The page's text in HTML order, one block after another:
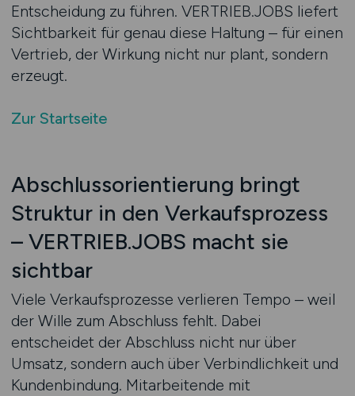
Entscheidung zu führen. VERTRIEB.JOBS liefert
Sichtbarkeit für genau diese Haltung – für einen
Vertrieb, der Wirkung nicht nur plant, sondern
erzeugt.
Zur Startseite
Abschlussorientierung bringt
Struktur in den Verkaufsprozess
– VERTRIEB.JOBS macht sie
sichtbar
Viele Verkaufsprozesse verlieren Tempo – weil
der Wille zum Abschluss fehlt. Dabei
entscheidet der Abschluss nicht nur über
Umsatz, sondern auch über Verbindlichkeit und
Kundenbindung. Mitarbeitende mit